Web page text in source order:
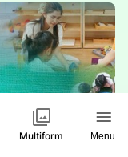
Multiform Menu